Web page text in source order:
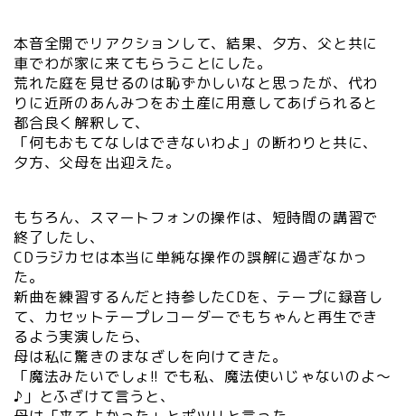
本音全開でリアクションして、結果、夕方、父と共に
車でわが家に来てもらうことにした。
荒れた庭を見せるのは恥ずかしいなと思ったが、代わ
りに近所のあんみつをお土産に用意してあげられると
都合良く解釈して、
「何もおもてなしはできないわよ」の断わりと共に、
夕方、父母を出迎えた。
もちろん、スマートフォンの操作は、短時間の講習で
終了したし、
CDラジカセは本当に単純な操作の誤解に過ぎなかっ
た。
新曲を練習するんだと持参したCDを、テープに録音し
て、カセットテープレコーダーでもちゃんと再生でき
るよう実演したら、
母は私に驚きのまなざしを向けてきた。
「魔法みたいでしょ!! でも私、魔法使いじゃないのよ～
♪」とふざけて言うと、